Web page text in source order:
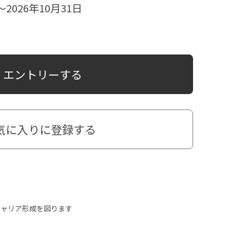
に入りに登録する
2026年10月31日
リア形成を図ります